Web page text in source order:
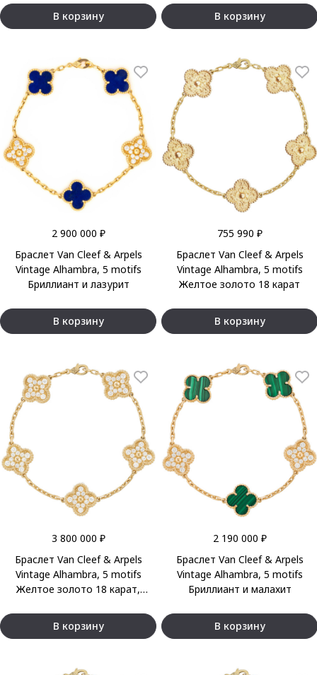
В корзину В корзину
2 900 000 ₽
Браслет Van Cleef & Arpels
Vintage Alhambra, 5 motifs
Бриллиант и лазурит
В корзину
755 990 ₽
Браслет Van Cleef & Arpels
Vintage Alhambra, 5 motifs
Желтое золото 18 карат
В корзину
3 800 000 ₽
Браслет Van Cleef & Arpels
Vintage Alhambra, 5 motifs
Желтое золото 18 карат,
В корзину
2 190 000 ₽
Браслет Van Cleef & Arpels
Vintage Alhambra, 5 motifs
Бриллиант и малахит
В корзину